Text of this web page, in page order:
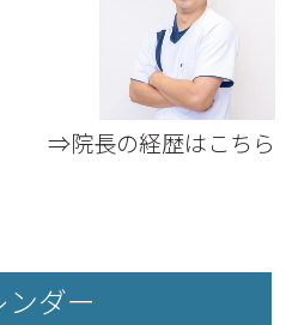
⇒院長の経歴はこちら
ンダー